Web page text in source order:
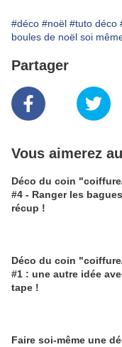
#déco #noël #tuto déco
boules de noël soi
Partager
Vous aimerez
Déco du coin
#4 - Ranger les
récup !
Déco du coin
#1 : une autre idée
tape !
Faire soi-même une